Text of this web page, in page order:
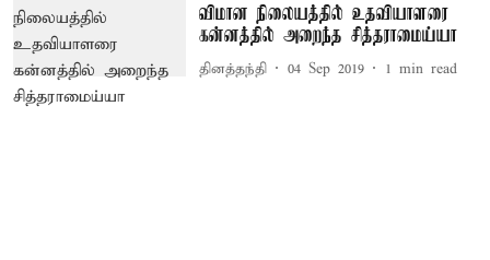
விமான நிலையத்தில் உதவியாளரை
கன்னத்தில் அறைந்த சித்தராமைய்யா
தினத்தந்தி 04 Sep 2019 1 min read